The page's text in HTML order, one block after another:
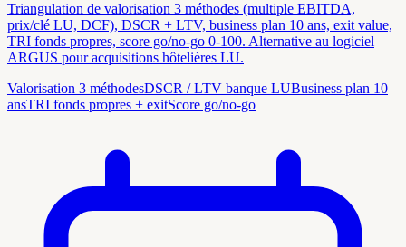
Triangulation de valorisation 3 méthodes (multiple EBITDA,
prix/clé LU, DCF), DSCR + LTV, business plan 10 ans, exit value,
TRI fonds propres, score go/no-go 0-100. Alternative au logiciel
ARGUS pour acquisitions hôtelières LU.
Valorisation 3 méthodesDSCR / LTV banque LUBusiness plan 10
ansTRI fonds propres + exitScore go/no-go